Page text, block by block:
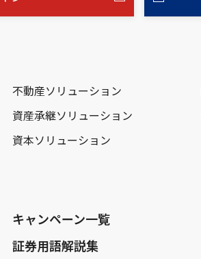
不動産ソリューション
資産承継ソリューション
資本ソリューション
キャンペーン一覧
証券用語解説集